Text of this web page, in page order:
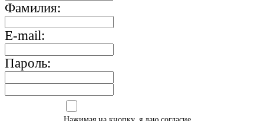
Фамилия:
E-mail:
Пароль: